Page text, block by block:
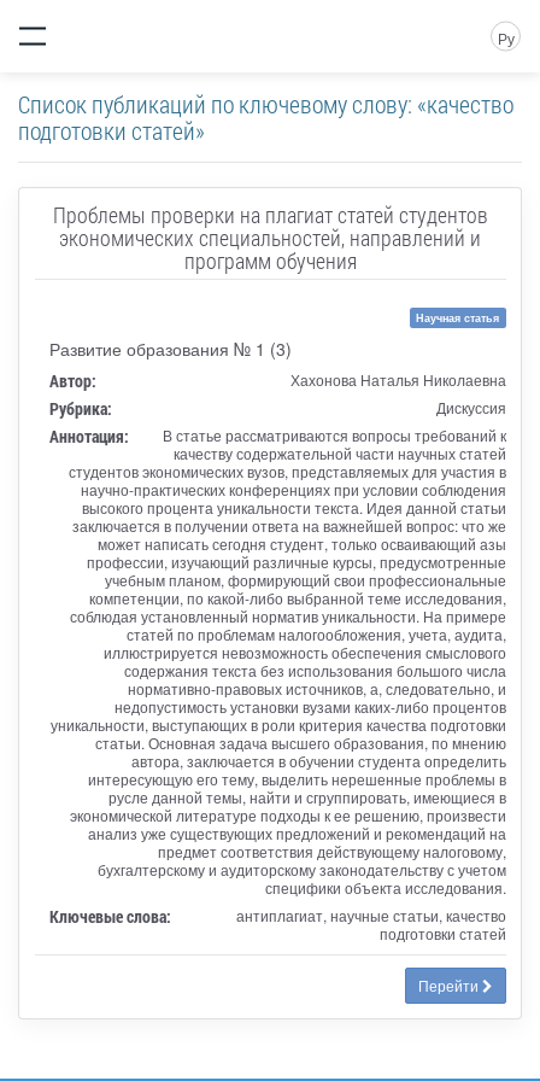
Ру
Список публикаций по ключевому слову: «качество
подготовки статей»
Проблемы проверки на плагиат статей студентов
экономических специальностей, направлений и
программ обучения
Научная статья
Развитие образования № 1 (3)
Автор: Хахонова Наталья Николаевна
Рубрика: Дискуссия
Аннотация:
В статье рассматриваются вопросы требований к
качеству содержательной части научных статей
студентов экономических вузов, представляемых для участия в
научно-практических конференциях при условии соблюдения
высокого процента уникальности текста. Идея данной статьи
заключается в получении ответа на важнейшей вопрос: что же
может написать сегодня студент, только осваивающий азы
профессии, изучающий различные курсы, предусмотренные
учебным планом, формирующий свои профессиональные
компетенции, по какой-либо выбранной теме исследования,
соблюдая установленный норматив уникальности. На примере
статей по проблемам налогообложения, учета, аудита,
иллюстрируется невозможность обеспечения смыслового
содержания текста без использования большого числа
нормативно-правовых источников, а, следовательно, и
недопустимость установки вузами каких-либо процентов
уникальности, выступающих в роли критерия качества подготовки
статьи. Основная задача высшего образования, по мнению
автора, заключается в обучении студента определить
интересующую его тему, выделить нерешенные проблемы в
русле данной темы, найти и сгруппировать, имеющиеся в
экономической литературе подходы к ее решению, произвести
анализ уже существующих предложений и рекомендаций на
предмет соответствия действующему налоговому,
бухгалтерскому и аудиторскому законодательству с учетом
специфики объекта исследования.
Ключевые слова:
антиплагиат, научные статьи, качество
подготовки статей
Перейти